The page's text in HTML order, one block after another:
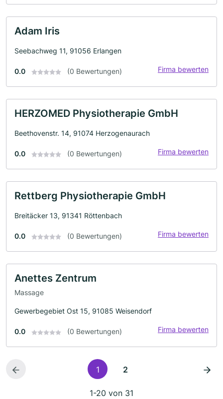
Adam Iris
Seebachweg 11, 91056 Erlangen
0.0 (0 Bewertungen) Firma bewerten
HERZOMED Physiotherapie GmbH
Beethovenstr. 14, 91074 Herzogenaurach
0.0 (0 Bewertungen) Firma bewerten
Rettberg Physiotherapie GmbH
Breitäcker 13, 91341 Röttenbach
0.0 (0 Bewertungen) Firma bewerten
Anettes Zentrum
Massage
Gewerbegebiet Ost 15, 91085 Weisendorf
0.0 (0 Bewertungen) Firma bewerten
1 2
1-20 von 31